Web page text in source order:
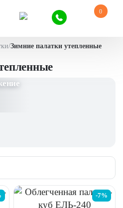
0
/Зимние палатки утепленные
-7%